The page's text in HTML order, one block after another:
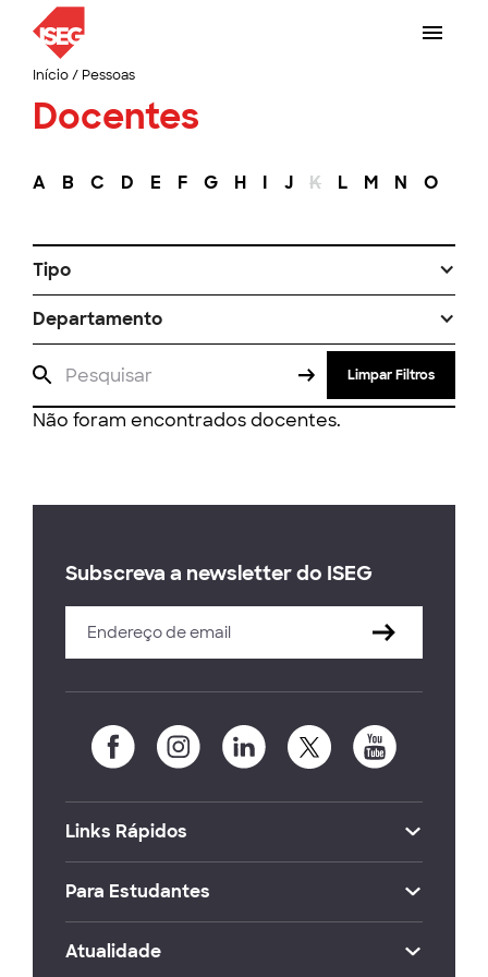
Início/ Pessoas
Docentes
A B C D E F G H I J K L M N O
Tipo
Departamento
Limpar Filtros
Não foram encontrados docentes.
Subscreva a newsletter do ISEG
Links Rápidos
Para Estudantes
Atualidade